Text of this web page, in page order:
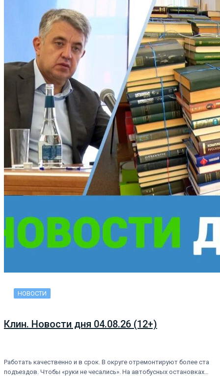
НОВОСТИ
Клин. Новости дня 04.08.26 (12+)
Работать качественно и в срок. В округе отремонтируют более ста
подъездов. Чтобы «руки не чесались». На автобусных остановках…